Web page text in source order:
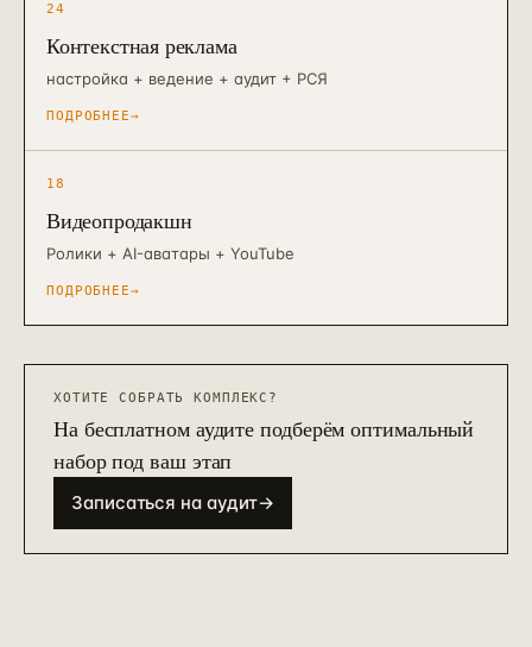
24
Контекстная реклама
настройка + ведение + аудит + РСЯ
ПОДРОБНЕЕ→
18
Видеопродакшн
Ролики + AI-аватары + YouTube
ПОДРОБНЕЕ→
ХОТИТЕ СОБРАТЬ КОМПЛЕКС?
На бесплатном аудите подберём оптимальный
набор под ваш этап
Записаться на аудит→